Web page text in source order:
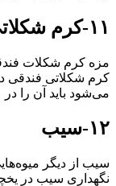
۱۱-کرم شکلاتی فندقی
مزه کرم شکلات
کرم شکلاتی فندقی
می‌شود باید آن را
۱۲-سیب
سیب از دیگر
نگهداری سیب در